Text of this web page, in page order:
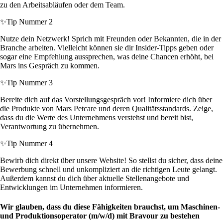
zu den Arbeitsabläufen oder dem Team.
✨Tip Nummer 2
Nutze dein Netzwerk! Sprich mit Freunden oder Bekannten, die in der
Branche arbeiten. Vielleicht können sie dir Insider-Tipps geben oder
sogar eine Empfehlung aussprechen, was deine Chancen erhöht, bei
Mars ins Gespräch zu kommen.
✨Tip Nummer 3
Bereite dich auf das Vorstellungsgespräch vor! Informiere dich über
die Produkte von Mars Petcare und deren Qualitätsstandards. Zeige,
dass du die Werte des Unternehmens verstehst und bereit bist,
Verantwortung zu übernehmen.
✨Tip Nummer 4
Bewirb dich direkt über unsere Website! So stellst du sicher, dass deine
Bewerbung schnell und unkompliziert an die richtigen Leute gelangt.
Außerdem kannst du dich über aktuelle Stellenangebote und
Entwicklungen im Unternehmen informieren.
Wir glauben, dass du diese Fähigkeiten brauchst, um Maschinen-
und Produktionsoperator (m/w/d) mit Bravour zu bestehen